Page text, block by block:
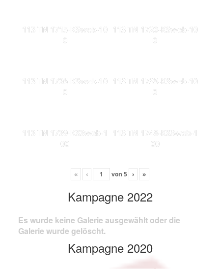
113 TN 1715-KSweb-10
0
113 TN 1720-KSweb-10
0
113 TN 1726-KSweb-10
0
113 TN 1735-KSweb-10
0
113 TN 1739-KS3web-1
00
113 TN 1748-KS3web-1
00
« ‹ von 5 › »
Kampagne 2022
Es wurde keine Galerie ausgewählt oder die
Galerie wurde gelöscht.
Kampagne 2020